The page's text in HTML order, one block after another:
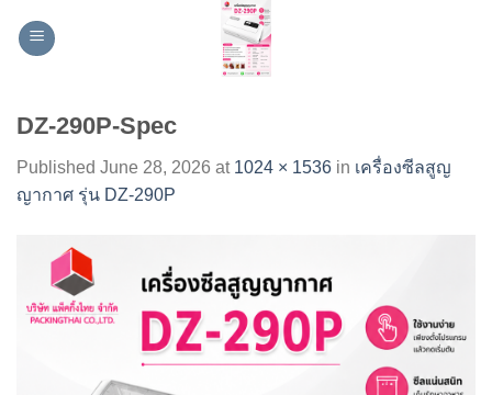
DZ-290P-Spec
Published June 28, 2026 at 1024 × 1536 in เครื่องซีลสูญ
ญากาศ รุ่น DZ-290P